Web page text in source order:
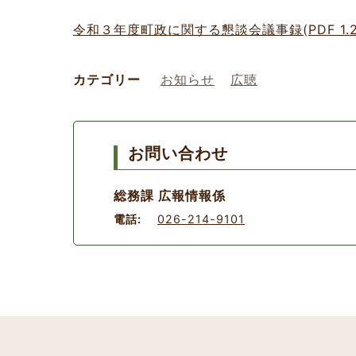
令和３年度町政に関する懇談会議事録(PDF
カテゴリー お知らせ 広聴
お問い合わせ
総務課 広報情報係
電話: 026-214-9101